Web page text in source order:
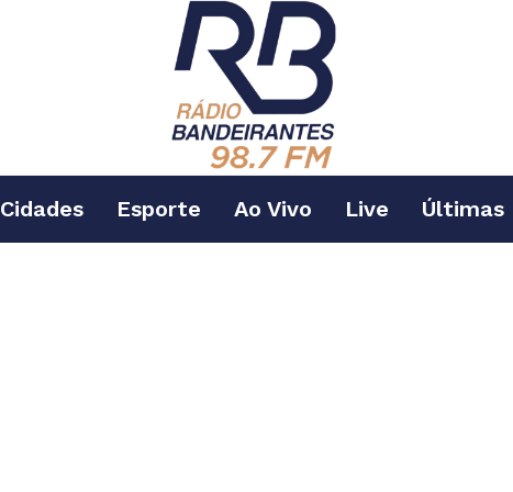
Cidades Esporte Ao Vivo Live Últimas